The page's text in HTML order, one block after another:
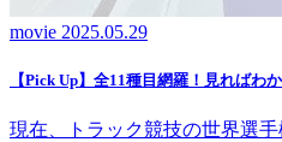
movie 2025.05.29
【Pick Up】全11種目網羅！見ればわ
現在、トラック競技の世界選